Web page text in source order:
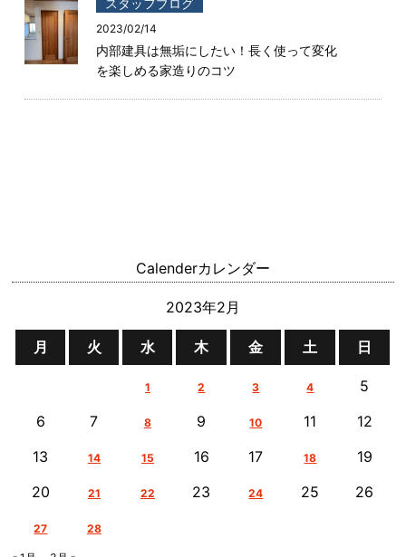
スタッフブログ
2023/02/14
内部建具は無垢にしたい！長く使って変化
を楽しめる家造りのコツ
Calenderカレンダー
2023年2月
月 火 水 木 金 土 日
1 2 3 4
5
6
7 8 9 10 11
12
13
14 15 16 17 18
19
20
21 22 23 24 25 26
27 28